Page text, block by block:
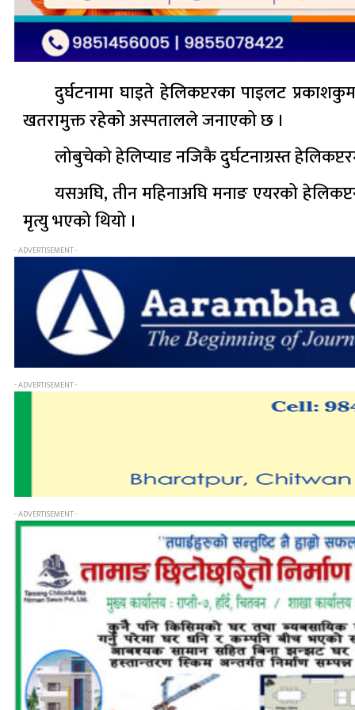
दुर्घटनामा घाइते हेलिकप्टरका पाइलट
खतरामुक्त रहेको अस्पतालले जनाएको छ ।
लोबुचेको हेलिप्याड नजिकै दुर्घटनाग्रस्त
यसअघि, तीन महिनाअघि मनाङ एयरको
मृत्यु भएको थियो ।
- ADVERTISEMENT -
- ADVERTISEMENT -
- ADVERTISEMENT -